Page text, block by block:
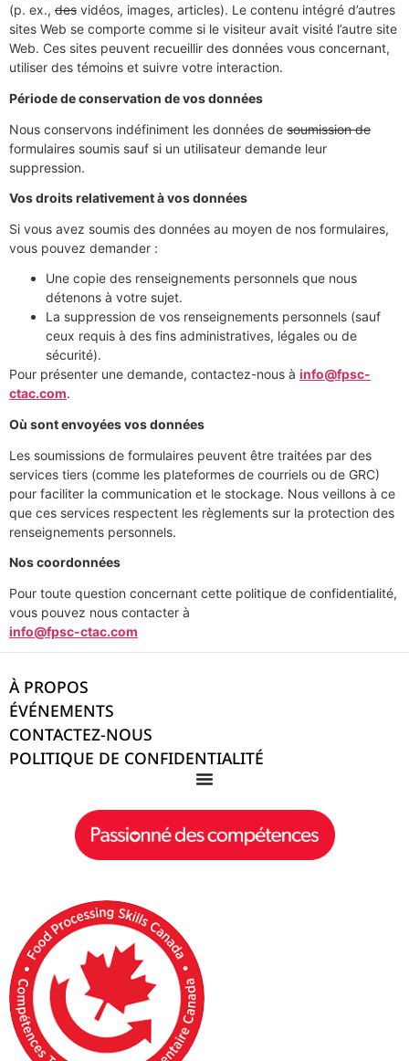
(p. ex., des vidéos, images, articles). Le contenu intégré d’autres
sites Web se comporte comme si le visiteur avait visité l’autre site
Web. Ces sites peuvent recueillir des données vous concernant,
utiliser des témoins et suivre votre interaction.
Période de conservation de vos données
Nous conservons indéfiniment les données de soumission de
formulaires soumis sauf si un utilisateur demande leur
suppression.
Vos droits relativement à vos données
Si vous avez soumis des données au moyen de nos formulaires,
vous pouvez demander :
Une copie des renseignements personnels que nous
détenons à votre sujet.
La suppression de vos renseignements personnels (sauf
ceux requis à des fins administratives, légales ou de
sécurité).
Pour présenter une demande, contactez-nous à info@fpsc-
ctac.com.
Où sont envoyées vos données
Les soumissions de formulaires peuvent être traitées par des
services tiers (comme les plateformes de courriels ou de GRC)
pour faciliter la communication et le stockage. Nous veillons à ce
que ces services respectent les règlements sur la protection des
renseignements personnels.
Nos coordonnées
Pour toute question concernant cette politique de confidentialité,
vous pouvez nous contacter à
info@fpsc-ctac.com
À PROPOS
ÉVÉNEMENTS
CONTACTEZ-NOUS
POLITIQUE DE CONFIDENTIALITÉ